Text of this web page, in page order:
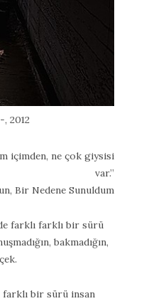
2012
içimden, ne çok giysisi
var.”
Bir Nedene Sunuldum
farklı farklı bir sürü
bakmadığın,
farklı bir sürü insan